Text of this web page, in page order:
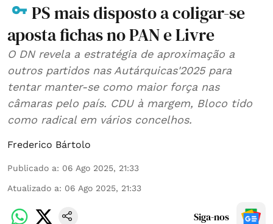
PS mais disposto a coligar-se
aposta fichas no PAN e Livre
O DN revela a estratégia de aproximação a
outros partidos nas Autárquicas'2025 para
tentar manter-se como maior força nas
câmaras pelo país. CDU à margem, Bloco tido
como radical em vários concelhos.
Frederico Bártolo
Publicado a: 06 Ago 2025, 21:33
Atualizado a: 06 Ago 2025, 21:33
Siga-nos